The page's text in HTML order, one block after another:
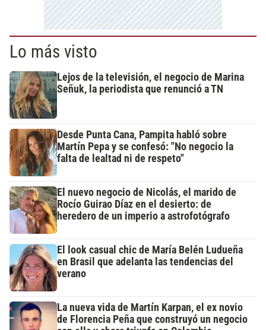
Lo más visto
Lejos de la televisión, el negocio de Marina
Señuk, la periodista que renunció a TN
Desde Punta Cana, Pampita habló sobre
Martín Pepa y se confesó: "No negocio la
falta de lealtad ni de respeto"
El nuevo negocio de Nicolás, el marido de
Rocío Guirao Díaz en el desierto: de
heredero de un imperio a astrofotógrafo
El look casual chic de María Belén Ludueña
en Brasil que adelanta las tendencias del
verano
La nueva vida de Martín Karpan, el ex novio
de Florencia Peña que construyó un negocio